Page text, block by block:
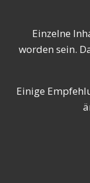
Einzelne
worden sein.
Einige